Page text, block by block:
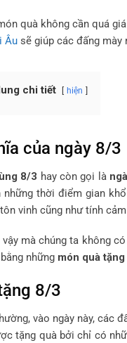
Set
quà không cần quá
Âusẽ giúp các đấng mày
chi tiết hiện
của ngày 8/3
8/3 hay còn gọi là
những thời điểm gian
vinh cũng như tính
vậy mà chúng ta không
những món quà
8/3
vào ngày này, các
tặng quà bởi chỉ có